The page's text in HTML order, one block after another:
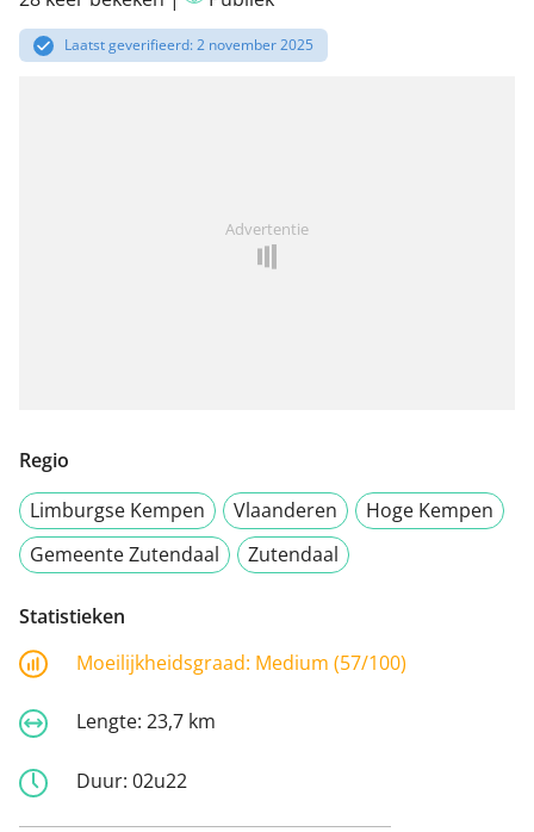
Laatst geverifieerd: 2 november 2025
Advertentie
Regio
Limburgse Kempen
Vlaanderen
Hoge Kempen
Gemeente Zutendaal
Zutendaal
Statistieken
Moeilijkheidsgraad: Medium (57/100)
Lengte: 23,7 km
Duur: 02u22